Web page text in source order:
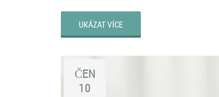
UKÁZAT VÍCE
ČEN
10